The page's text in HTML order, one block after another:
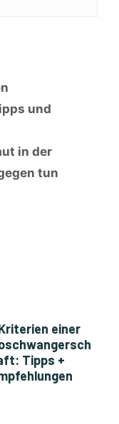
und
in der
tun
einer
Tipps +